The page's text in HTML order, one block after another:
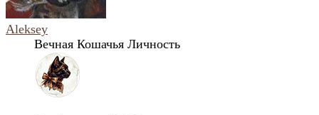
Aleksey
Вечная Кошачья Личность